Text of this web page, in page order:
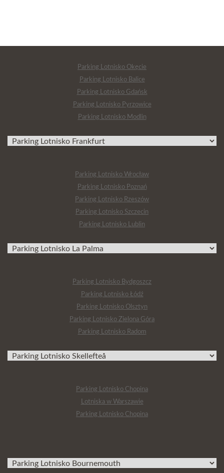
Parking Lotnisko Okęcie
Parking Lotnisko Balice
Parking Lotnisko Gdańsk
Parking Lotnisko Pyrzowice
Parking Lotnisko Modlin
Parking Lotnisko Wrocław
Parking Lotnisko Poznań
Parking Lotnisko Rzeszów
Parking Lotnisko Szczecin
Parking Lotnisko Lublin
Parking Lotnisko Bydgoszcz
Parking Lotnisko Łódź
Parking Lotnisko Olsztyn
Parking Lotnisko Zielona Góra
Parking Lotnisko Radom
Parking Lotnisko Chopina
Lotniska w Warszawie
Parking Lotnisko Chopina